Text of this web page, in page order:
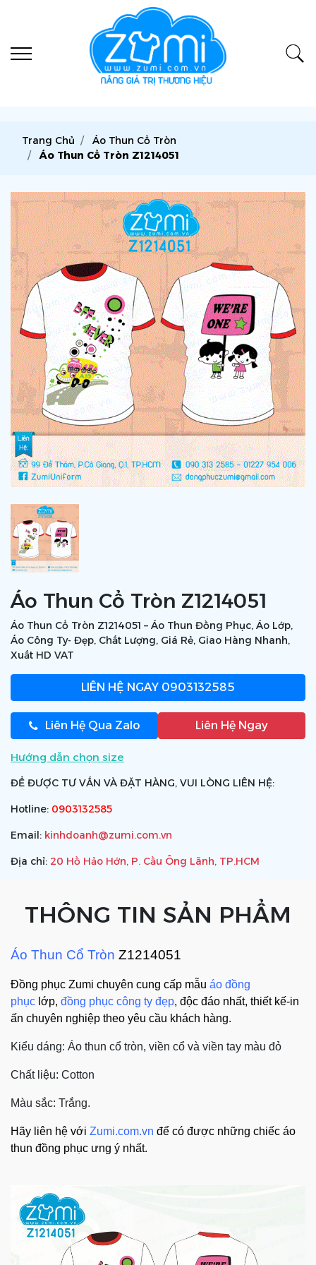
Trang Chủ
Áo Thun Cổ Tròn
Áo Thun Cổ Tròn Z1214051
Áo Thun Cổ Tròn Z1214051
Áo Thun Cổ Tròn Z1214051 – Áo Thun Đồng Phục, Áo Lớp,
Áo Công Ty- Đẹp, Chất Lượng, Giá Rẻ, Giao Hàng Nhanh,
Xuất HD VAT
LIÊN HỆ NGAY 0903132585
Liên Hệ Qua Zalo Liên Hệ Ngay
Hướng dẫn chọn size
ĐỂ ĐƯỢC TƯ VẤN VÀ ĐẶT HÀNG, VUI LÒNG LIÊN HỆ:
Hotline: 0903132585
Email: kinhdoanh@zumi.com.vn
Địa chỉ: 20 Hồ Hảo Hớn, P. Cầu Ông Lãnh, TP.HCM
THÔNG TIN SẢN PHẨM
Áo Thun Cổ Tròn Z1214051
Đồng phục Zumi chuyên cung cấp mẫu áo đồng
phục lớp, đồng phục công ty đẹp, độc đáo nhất, thiết kế-in
ấn chuyên nghiệp theo yêu cầu khách hàng.
Kiểu dáng: Áo thun cổ tròn, viền cổ và viền tay màu đỏ
Chất liệu: Cotton
Màu sắc: Trắng.
Hãy liên hệ với Zumi.com.vn để có được những chiếc áo
thun đồng phục ưng ý nhất.